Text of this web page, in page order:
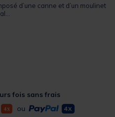
d’une canne et d’un moulinet
fois sans frais
ou